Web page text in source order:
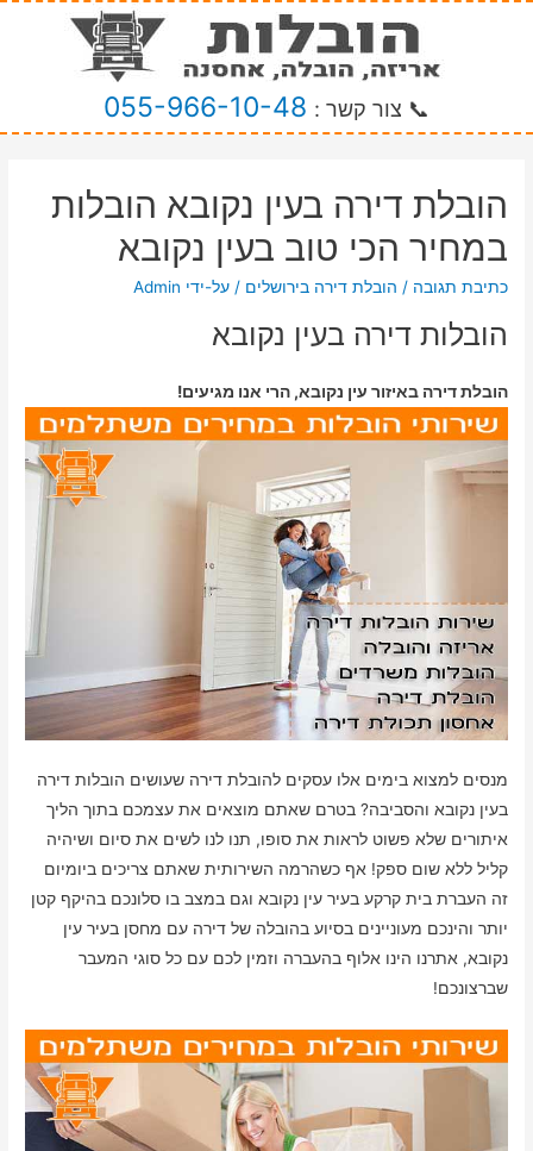
📞 צור קשר : 055-966-10-48
הובלת דירה בעין נקובא הובלות
במחיר הכי טוב בעין נקובא
כתיבת תגובה / הובלת דירה בירושלים / על-ידי Admin
הובלות דירה בעין נקובא
הובלת דירה באיזור עין נקובא, הרי אנו מגיעים!
מנסים למצוא בימים אלו עסקים להובלת דירה שעושים הובלות דירה
בעין נקובא והסביבה? בטרם שאתם מוצאים את עצמכם בתוך הליך
איתורים שלא פשוט לראות את סופו, תנו לנו לשים את סיום ושיהיה
קליל ללא שום ספק! אף כשהרמה השירותית שאתם צריכים ביומיום
זה העברת בית קרקע בעיר עין נקובא וגם במצב בו סלונכם בהיקף קטן
יותר והינכם מעוניינים בסיוע בהובלה של דירה עם מחסן בעיר עין
נקובא, אתרנו הינו אלוף בהעברה וזמין לכם עם כל סוגי המעבר
שברצונכם!